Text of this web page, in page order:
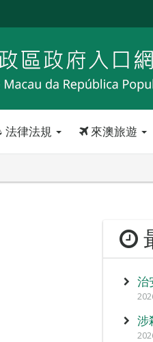
法律法規 來澳旅遊
治
涉